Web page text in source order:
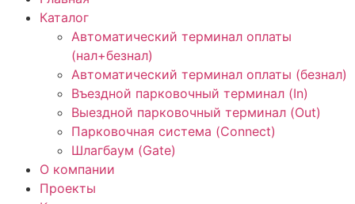
Каталог
Автоматический терминал оплаты
(нал+безнал)
Автоматический терминал оплаты (безнал)
Въездной парковочный терминал (In)
Выездной парковочный терминал (Out)
Парковочная система (Connect)
Шлагбаум (Gate)
О компании
Проекты